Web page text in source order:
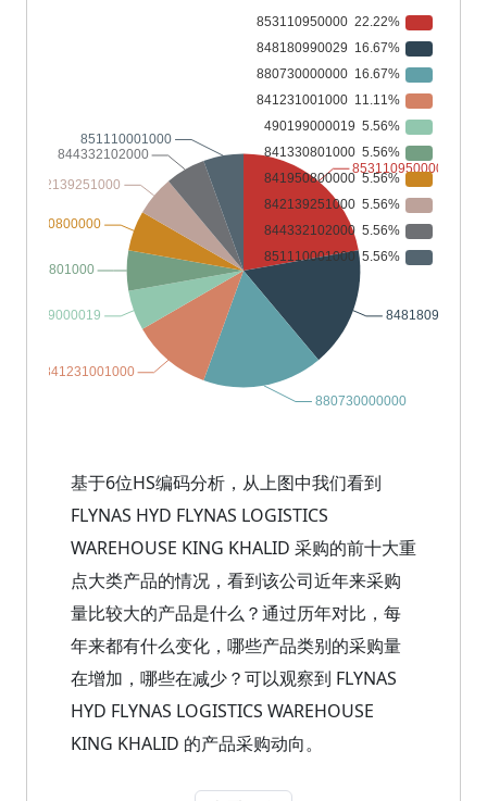
基于6位HS编码分析，从上图中我们看到
FLYNAS HYD FLYNAS LOGISTICS
WAREHOUSE KING KHALID 采购的前十大重
点大类产品的情况，看到该公司近年来采购
量比较大的产品是什么？通过历年对比，每
年来都有什么变化，哪些产品类别的采购量
在增加，哪些在减少？可以观察到 FLYNAS
HYD FLYNAS LOGISTICS WAREHOUSE
KING KHALID 的产品采购动向。